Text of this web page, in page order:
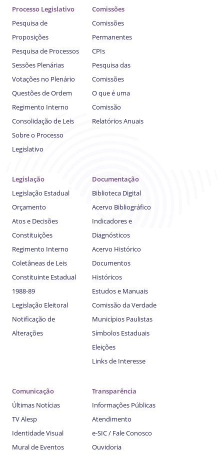
Processo Legislativo
Pesquisa de
Proposições
Pesquisa de Processos
Sessões Plenárias
Votações no Plenário
Questões de Ordem
Regimento Interno
Consolidação de Leis
Sobre o Processo
Legislativo
Comissões
Comissões
Permanentes
CPIs
Pesquisa das
Comissões
O que é uma
Comissão
Relatórios Anuais
Legislação
Legislação Estadual
Orçamento
Atos e Decisões
Constituições
Regimento Interno
Coletâneas de Leis
Constituinte Estadual
1988-89
Legislação Eleitoral
Notificação de
Alterações
Documentação
Biblioteca Digital
Acervo Bibliográfico
Indicadores e
Diagnósticos
Acervo Histórico
Documentos
Históricos
Estudos e Manuais
Comissão da Verdade
Municípios Paulistas
Símbolos Estaduais
Eleições
Links de Interesse
Comunicação
Últimas Notícias
TV Alesp
Identidade Visual
Mural de Eventos
Transparência
Informações Públicas
Atendimento
e-SIC / Fale Conosco
Ouvidoria